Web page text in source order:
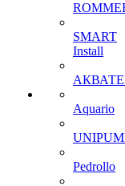
SMART
Install
Aquario
Pedrollo